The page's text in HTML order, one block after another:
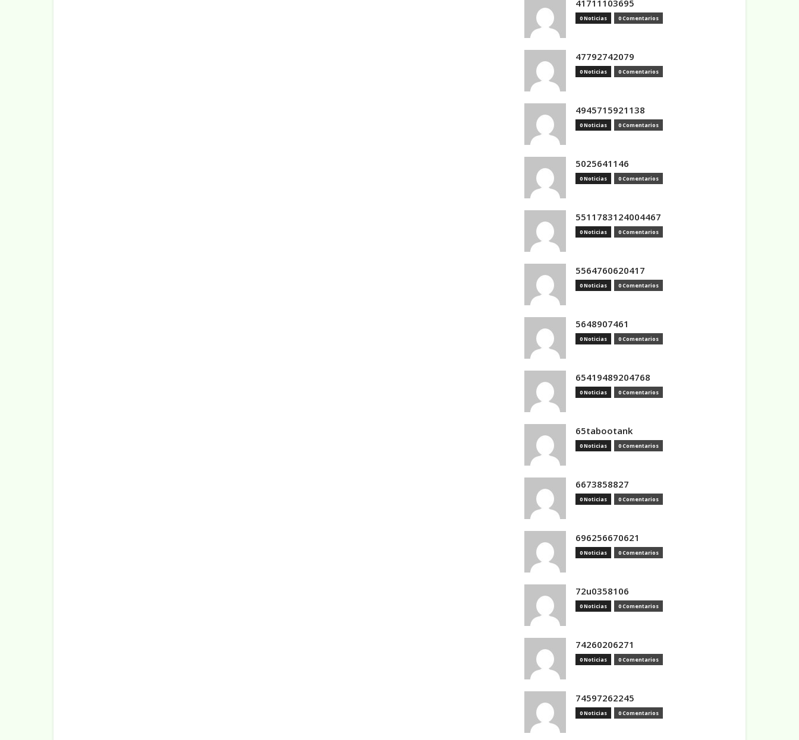
41711103695
0 Noticias 0 Comentarios
47792742079
0 Noticias 0 Comentarios
4945715921138
0 Noticias 0 Comentarios
5025641146
0 Noticias 0 Comentarios
5511783124004467
0 Noticias 0 Comentarios
5564760620417
0 Noticias 0 Comentarios
5648907461
0 Noticias 0 Comentarios
65419489204768
0 Noticias 0 Comentarios
65tabootank
0 Noticias 0 Comentarios
6673858827
0 Noticias 0 Comentarios
696256670621
0 Noticias 0 Comentarios
72u0358106
0 Noticias 0 Comentarios
74260206271
0 Noticias 0 Comentarios
74597262245
0 Noticias 0 Comentarios